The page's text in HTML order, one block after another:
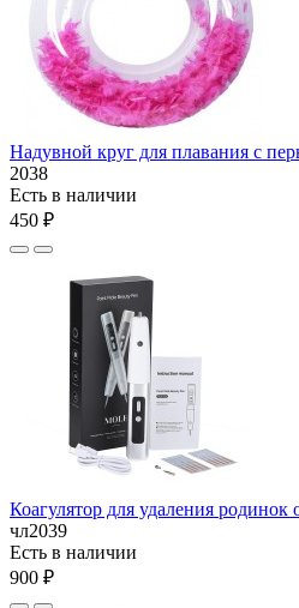
Надувной круг для плавания с
2038
Есть в наличии
450 ₽
Коагулятор для удаления родинок
чл2039
Есть в наличии
900 ₽